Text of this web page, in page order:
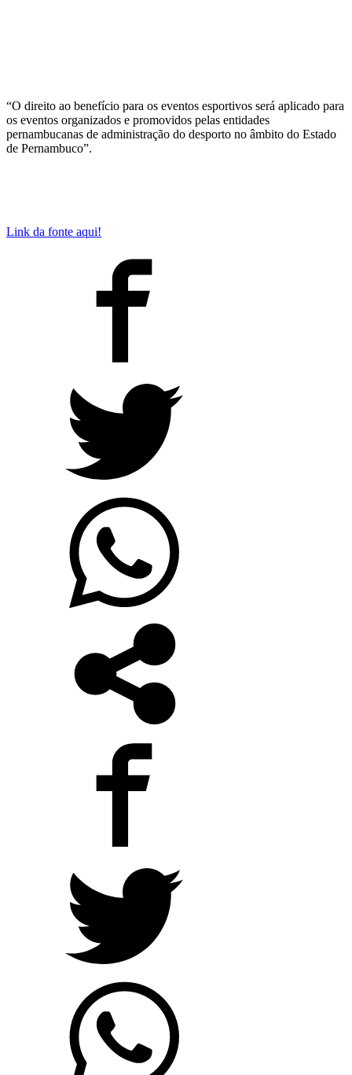
“O direito ao benefício para os eventos esportivos será aplicado para
os eventos organizados e promovidos pelas entidades
pernambucanas de administração do desporto no âmbito do Estado
de Pernambuco”.
Link da fonte aqui!